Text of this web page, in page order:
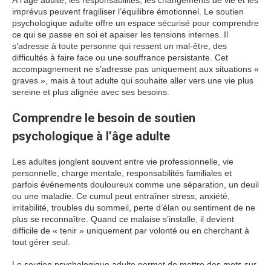
imprévus peuvent fragiliser l’équilibre émotionnel. Le soutien
psychologique adulte offre un espace sécurisé pour comprendre
ce qui se passe en soi et apaiser les tensions internes. Il
s’adresse à toute personne qui ressent un mal-être, des
difficultés à faire face ou une souffrance persistante. Cet
accompagnement ne s’adresse pas uniquement aux situations «
graves », mais à tout adulte qui souhaite aller vers une vie plus
sereine et plus alignée avec ses besoins.
Comprendre le besoin de soutien
psychologique à l’âge adulte
Les adultes jonglent souvent entre vie professionnelle, vie
personnelle, charge mentale, responsabilités familiales et
parfois événements douloureux comme une séparation, un deuil
ou une maladie. Ce cumul peut entraîner stress, anxiété,
irritabilité, troubles du sommeil, perte d’élan ou sentiment de ne
plus se reconnaître. Quand ce malaise s’installe, il devient
difficile de « tenir » uniquement par volonté ou en cherchant à
tout gérer seul.